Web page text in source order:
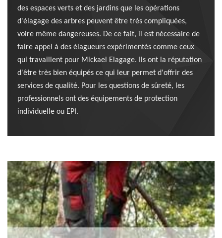
des espaces verts et des jardins que les opérations
d'élagage des arbres peuvent être très compliquées,
voire même dangereuses. De ce fait, il est nécessaire de
faire appel à des élagueurs expérimentés comme ceux
qui travaillent pour Mickael Elagage. Ils ont la réputation
d'être très bien équipés ce qui leur permet d'offrir des
services de qualité. Pour les questions de sûreté, les
professionnels ont des équipements de protection
individuelle ou EPI.